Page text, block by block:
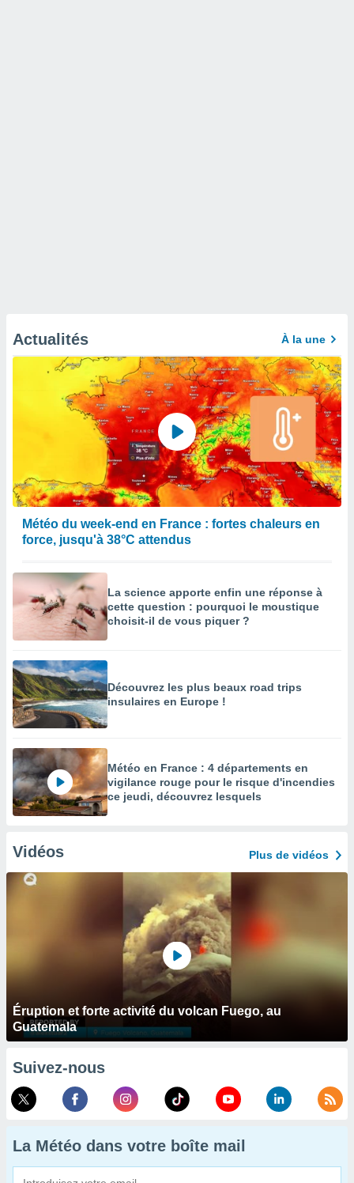
Actualités À la une
Météo du week-end en France : fortes chaleurs en
force, jusqu'à 38°C attendus
La science apporte enfin une réponse à
cette question : pourquoi le moustique
choisit-il de vous piquer ?
Découvrez les plus beaux road trips
insulaires en Europe !
Météo en France : 4 départements en
vigilance rouge pour le risque d'incendies
ce jeudi, découvrez lesquels
Vidéos Plus de vidéos
Éruption et forte activité du volcan Fuego, au
Guatemala
Suivez-nous
La Météo dans votre boîte mail